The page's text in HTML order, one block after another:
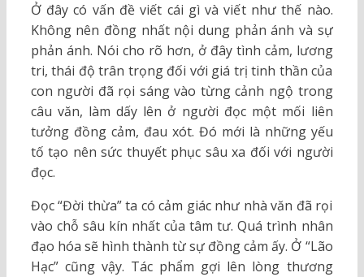
Ở đây có vấn đề viết cái gì và viết như thế nào.
Không nên đồng nhất nội dung phản ánh và sự
phản ánh. Nói cho rõ hơn, ở đây tình cảm, lương
tri, thái độ trân trọng đối với giá trị tinh thần của
con người đã rọi sáng vào từng cảnh ngộ trong
câu văn, làm dấy lên ở người đọc một mối liên
tưởng đồng cảm, đau xót. Đó mới là những yếu
tố tạo nên sức thuyết phục sâu xa đối với người
đọc.
Đọc “Đời thừa” ta có cảm giác như nhà văn đã rọi
vào chỗ sâu kín nhất của tâm tư. Quá trình nhân
đạo hóa sẽ hình thành từ sự đồng cảm ấy. Ở “Lão
Hạc” cũng vậy. Tác phẩm gợi lên lòng thương